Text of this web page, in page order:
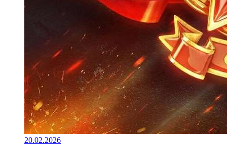
20.02.2026